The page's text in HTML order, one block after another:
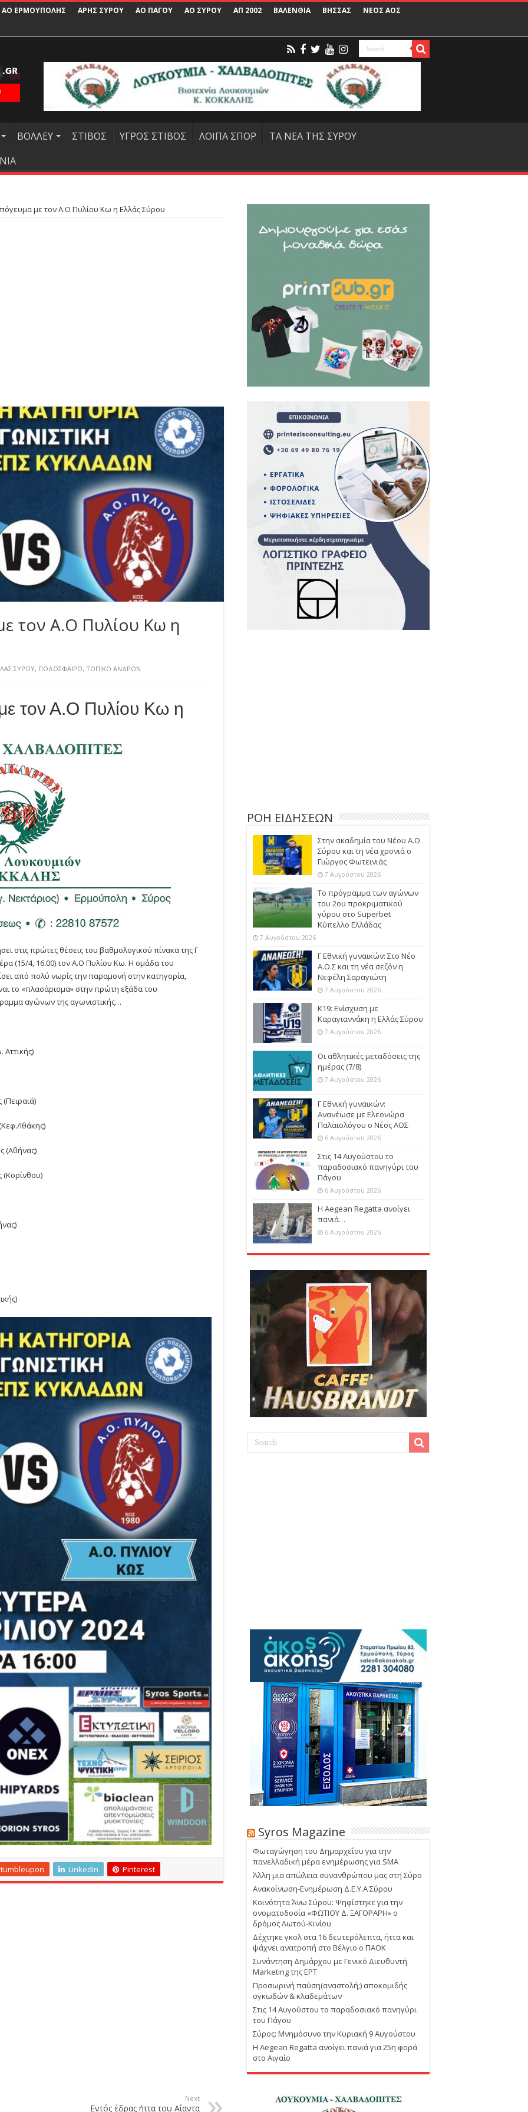
ΑΟ ΕΡΜΟΥΠΟΛΗΣ ΑΡΗΣ ΣΥΡΟΥ ΑΟ ΠΑΓΟΥ ΑΟ ΣΥΡΟΥ ΑΠ 2002 ΒΑΛΕΝΘΙΑ ΒΗΣΣΑΣ
ΝΕΟΣ ΑΟΣ
ΒΟΛΛΕΥ ΣΤΙΒΟΣ ΥΓΡΟΣ ΣΤΙΒΟΣ ΛΟΙΠΑ ΣΠΟΡ
ΤΑ ΝΕΑ ΤΗΣ ΣΥΡΟΥ
με τον Α.Ο Πυλίου Κω η Ελλάς Σύρου
τον Α.Ο Πυλίου Κω η
ΣΥΡΟΥ, ΠΟΔΟΣΦΑΙΡΟ, ΤΟΠΙΚΟ ΑΝΔΡΩΝ
τον Α.Ο Πυλίου Κω η
στις πρώτες θέσεις του βαθμολογικού πίνακα της Γ
(15/4, 16.00) τον Α.Ο Πυλίου Κω. Η ομάδα του
από πολύ νωρίς την παραμονή στην κατηγορία,
το «πλασάρισμα» στην πρώτη εξάδα του
αγώνων της αγωνιστικής…
(Πειραιά)
Ιθάκης)
(Αθήνας)
(Κορίνθου)
LinkedIn Pinterest
Next
Εντός έδρας ήττα του Αίαντα
ΡΟΗ ΕΙΔΗΣΕΩΝ
Στην ακαδημία του Νέου Α.Ο
Σύρου και τη νέα χρονιά ο
Γιώργος Φωτεινιάς
7 Αυγούστου 2026
Το πρόγραμμα των αγώνων
του 2ου προκριματικού
γύρου στο Superbet
Κύπελλο Ελλάδας
7 Αυγούστου 2026
Γ Εθνική γυναικών: Στο Νέο
Α.Ο.Σ και τη νέα σεζόν η
Νεφέλη Σαραγιώτη
7 Αυγούστου 2026
Κ19: Ενίσχυση με
Καραγιαννάκη η Ελλάς Σύρου
7 Αυγούστου 2026
Οι αθλητικές μεταδόσεις της
ημέρας (7/8)
7 Αυγούστου 2026
Γ Εθνική γυναικών:
Ανανέωσε με Ελεονώρα
Παλαιολόγου ο Νέος ΑΟΣ
6 Αυγούστου 2026
Στις 14 Αυγούστου το
παραδοσιακό πανηγύρι του
Πάγου
6 Αυγούστου 2026
Η Aegean Regatta ανοίγει
πανιά…
6 Αυγούστου 2026
Syros Magazine
Φωταγώγηση του Δημαρχείου για την
πανελλαδική μέρα ενημέρωσης για SMA
Άλλη μια απώλεια συνανθρώπου μας στη Σύρο
Ανακοίνωση-Ενημέρωση Δ.Ε.Υ.Α Σύρου
Κοινότητα Άνω Σύρου: Ψηφίστηκε για την
ονοματοδοσία «ΦΩΤΙΟΥ Δ. ΞΑΓΟΡΑΡΗ» ο
δρόμος Λωτού-Κινίου
Δέχτηκε γκολ στα 16 δευτερόλεπτα, ήττα και
ψάχνει ανατροπή στο Βέλγιο ο ΠΑΟΚ
Συνάντηση Δημάρχου με Γενικό Διευθυντή
Marketing της ΕΡΤ
Προσωρινή παύση(αναστολή;) αποκομιδής
ογκωδών & κλαδεμάτων
Στις 14 Αυγούστου το παραδοσιακό πανηγύρι
του Πάγου
Σύρος: Μνημόσυνο την Κυριακή 9 Αυγούστου
Η Aegean Regatta ανοίγει πανιά για 25η φορά
στο Αιγαίο